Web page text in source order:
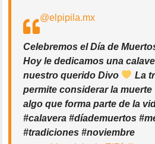
@elpipila.mx
Celebremos el Día de
Hoy le dedicamos una
nuestro querido Divo
La
permite considerar la muerte
algo que forma parte de la
#calavera #díademuertos
#tradiciones #noviembre